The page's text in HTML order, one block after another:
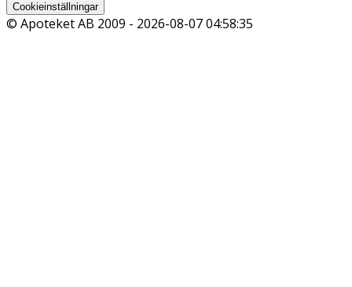
Cookieinställningar
© Apoteket AB 2009 - 2026-08-07 04:58:35